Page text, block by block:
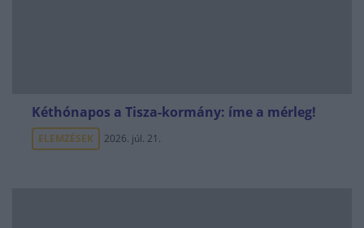
Kéthónapos a Tisza-kormány: íme a mérleg!
ELEMZÉSEK 2026. júl. 21.